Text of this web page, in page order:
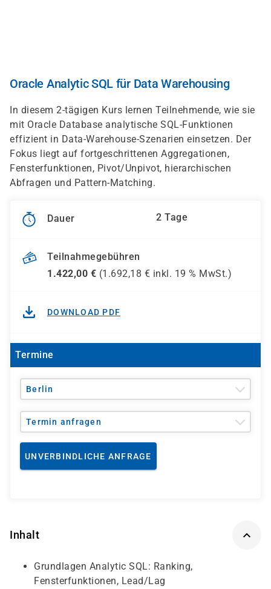
Oracle Analytic SQL für Data Warehousing
In diesem 2-tägigen Kurs lernen Teilnehmende, wie sie
mit Oracle Database analytische SQL-Funktionen
effizient in Data-Warehouse-Szenarien einsetzen. Der
Fokus liegt auf fortgeschrittenen Aggregationen,
Fensterfunktionen, Pivot/Unpivot, hierarchischen
Abfragen und Pattern-Matching.
Dauer 2 Tage
Teilnahmegebühren
1.422,00 € (1.692,18 € inkl. 19 % MwSt.)
DOWNLOAD PDF
Termine
Berlin
Termin anfragen
UNVERBINDLICHE ANFRAGE
Inhalt
Grundlagen Analytic SQL: Ranking,
Fensterfunktionen, Lead/Lag